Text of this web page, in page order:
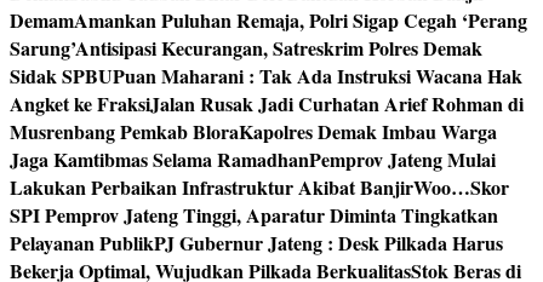
DemamAmankan Puluhan Remaja, Polri Sigap Cegah ‘Perang
Sarung’Antisipasi Kecurangan, Satreskrim Polres Demak
Sidak SPBUPuan Maharani : Tak Ada Instruksi Wacana Hak
Angket ke FraksiJalan Rusak Jadi Curhatan Arief Rohman di
Musrenbang Pemkab BloraKapolres Demak Imbau Warga
Jaga Kamtibmas Selama RamadhanPemprov Jateng Mulai
Lakukan Perbaikan Infrastruktur Akibat BanjirWoo…Skor
SPI Pemprov Jateng Tinggi, Aparatur Diminta Tingkatkan
Pelayanan PublikPJ Gubernur Jateng : Desk Pilkada Harus
Bekerja Optimal, Wujudkan Pilkada BerkualitasStok Beras di